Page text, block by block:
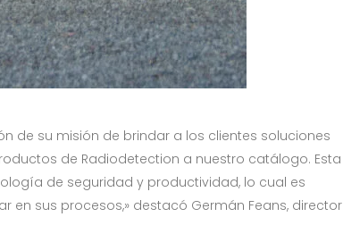
de su misión de brindar a los clientes soluciones
de Radiodetection a nuestro catálogo. Esta
de seguridad y productividad, lo cual es
sus procesos,» destacó Germán Feans, director